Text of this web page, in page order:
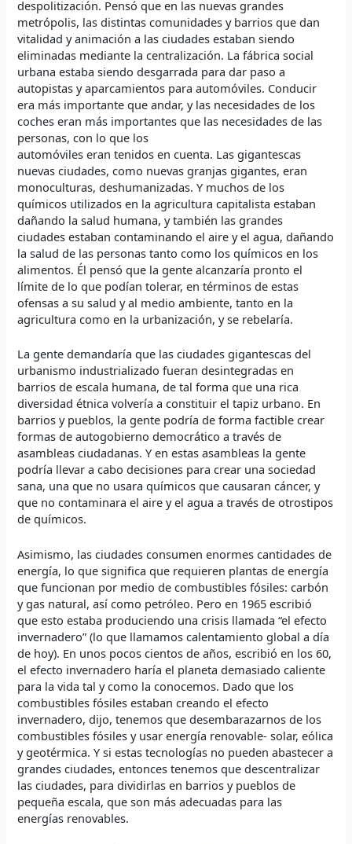
despolitización. Pensó que en las nuevas grandes
metrópolis, las distintas comunidades y barrios que dan
vitalidad y animación a las ciudades estaban siendo
eliminadas mediante la centralización. La fábrica social
urbana estaba siendo desgarrada para dar paso a
autopistas y aparcamientos para automóviles. Conducir
era más importante que andar, y las necesidades de los
coches eran más importantes que las necesidades de las
personas, con lo que los
automóviles eran tenidos en cuenta. Las gigantescas
nuevas ciudades, como nuevas granjas gigantes, eran
monoculturas, deshumanizadas. Y muchos de los
químicos utilizados en la agricultura capitalista estaban
dañando la salud humana, y también las grandes
ciudades estaban contaminando el aire y el agua, dañando
la salud de las personas tanto como los químicos en los
alimentos. Él pensó que la gente alcanzaría pronto el
límite de lo que podían tolerar, en términos de estas
ofensas a su salud y al medio ambiente, tanto en la
agricultura como en la urbanización, y se rebelaría.
La gente demandaría que las ciudades gigantescas del
urbanismo industrializado fueran desintegradas en
barrios de escala humana, de tal forma que una rica
diversidad étnica volvería a constituir el tapiz urbano. En
barrios y pueblos, la gente podría de forma factible crear
formas de autogobierno democrático a través de
asambleas ciudadanas. Y en estas asambleas la gente
podría llevar a cabo decisiones para crear una sociedad
sana, una que no usara químicos que causaran cáncer, y
que no contaminara el aire y el agua a través de otrostipos
de químicos.
Asimismo, las ciudades consumen enormes cantidades de
energía, lo que significa que requieren plantas de energía
que funcionan por medio de combustibles fósiles: carbón
y gas natural, así como petróleo. Pero en 1965 escribió
que esto estaba produciendo una crisis llamada “el efecto
invernadero” (lo que llamamos calentamiento global a día
de hoy). En unos pocos cientos de años, escribió en los 60,
el efecto invernadero haría el planeta demasiado caliente
para la vida tal y como la conocemos. Dado que los
combustibles fósiles estaban creando el efecto
invernadero, dijo, tenemos que desembarazarnos de los
combustibles fósiles y usar energía renovable- solar, eólica
y geotérmica. Y si estas tecnologías no pueden abastecer a
grandes ciudades, entonces tenemos que descentralizar
las ciudades, para dividirlas en barrios y pueblos de
pequeña escala, que son más adecuadas para las
energías renovables.